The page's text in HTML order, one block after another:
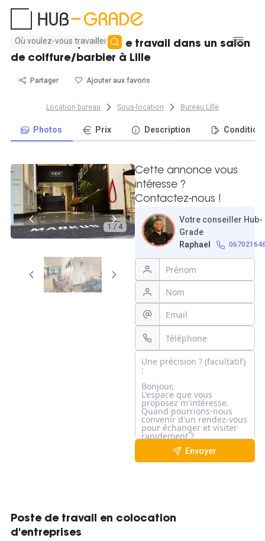
Aucun
résultat
Location 10 postes de travail dans un salon
de coiffure/barbier à Lille
Partager Ajouter aux favoris
Location bureau Sous-location Bureau Lille
Photos Prix Description
1 / 4
Cette annonce vous
intéresse ?
Contactez-nous !
Votre conseiller Hub-
Grade
Raphael
Envoyer
Poste de travail en colocation
d'entreprises